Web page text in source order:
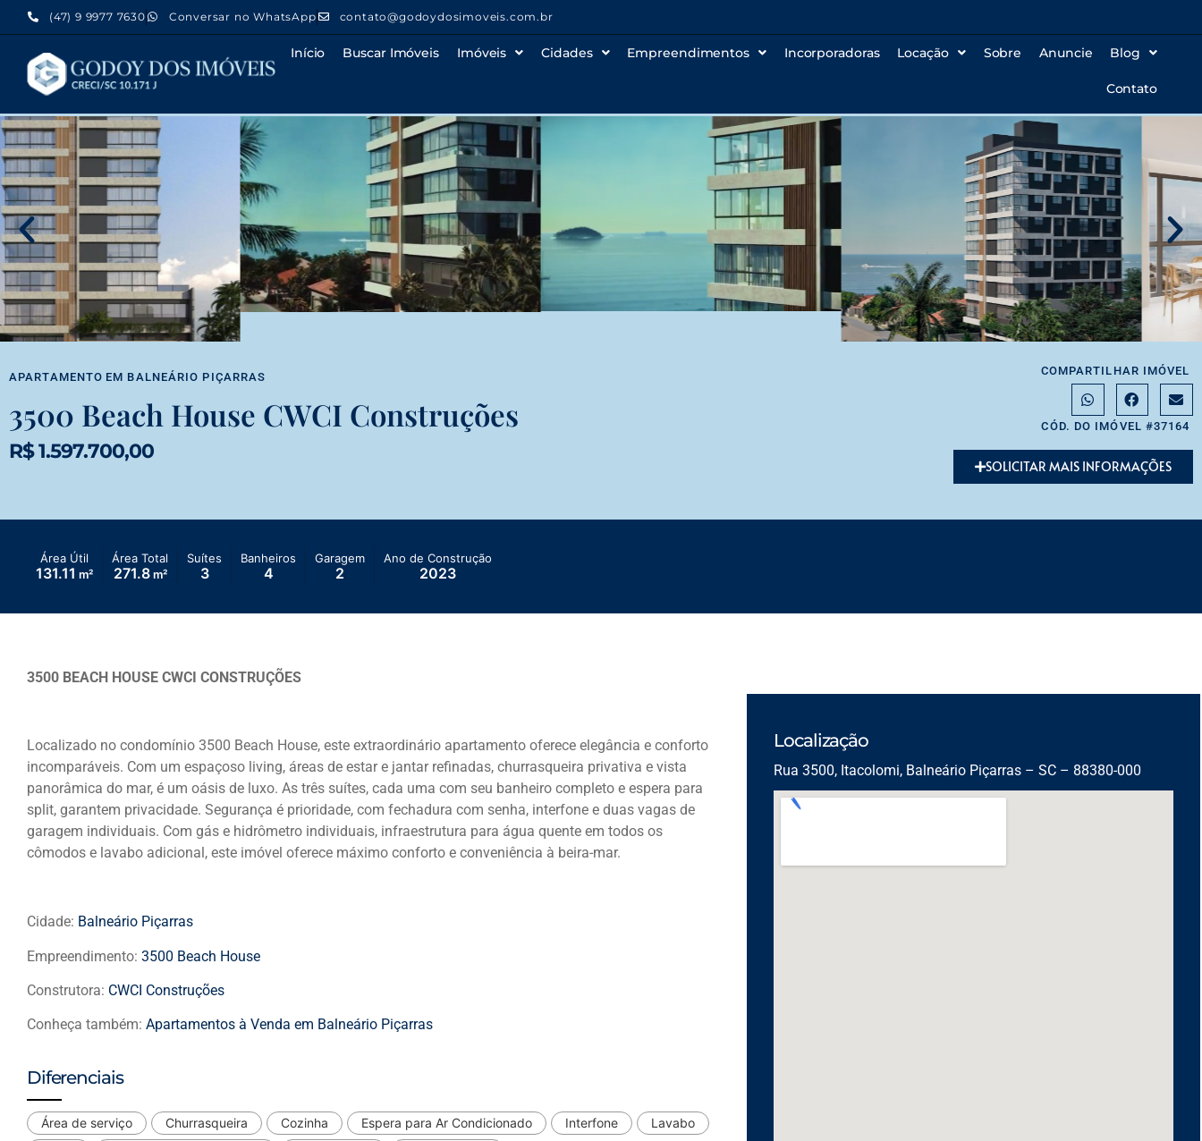
(47) 9 9977 7630 Conversar no WhatsApp contato@godoydosimoveis.com.br
Início Buscar Imóveis Imóveis Cidades Empreendimentos Incorporadoras Locação Sobre Anuncie Blog
Contato
APARTAMENTO EM BALNEÁRIO PIÇARRAS
3500 Beach House CWCI Construções
R$ 1.597.700,00
COMPARTILHAR IMÓVEL
CÓD. DO IMÓVEL #37164
SOLICITAR MAIS INFORMAÇÕES
Área Útil
131.11 m²
Área Total
271.8m²
Suítes
3
Banheiros
4
Garagem
2
Ano de Construção
2023
3500 BEACH HOUSE CWCI CONSTRUÇÕES
Localizado no condomínio 3500 Beach House, este extraordinário apartamento oferece elegância e conforto
incomparáveis. Com um espaçoso living, áreas de estar e jantar refinadas, churrasqueira privativa e vista
panorâmica do mar, é um oásis de luxo. As três suítes, cada uma com seu banheiro completo e espera para
split, garantem privacidade. Segurança é prioridade, com fechadura com senha, interfone e duas vagas de
garagem individuais. Com gás e hidrômetro individuais, infraestrutura para água quente em todos os
cômodos e lavabo adicional, este imóvel oferece máximo conforto e conveniência à beira-mar.
Cidade: Balneário Piçarras
Empreendimento: 3500 Beach House
Construtora: CWCI Construções
Conheça também: Apartamentos à Venda em Balneário Piçarras
Diferenciais
Área de serviço Churrasqueira Cozinha Espera para Ar Condicionado Interfone
Lavabo
Localização
Rua 3500, Itacolomi, Balneário Piçarras – SC – 88380-000